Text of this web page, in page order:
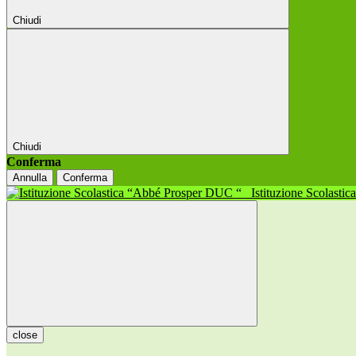
Chiudi
Chiudi
Conferma
Annulla Conferma
Istituzione
close